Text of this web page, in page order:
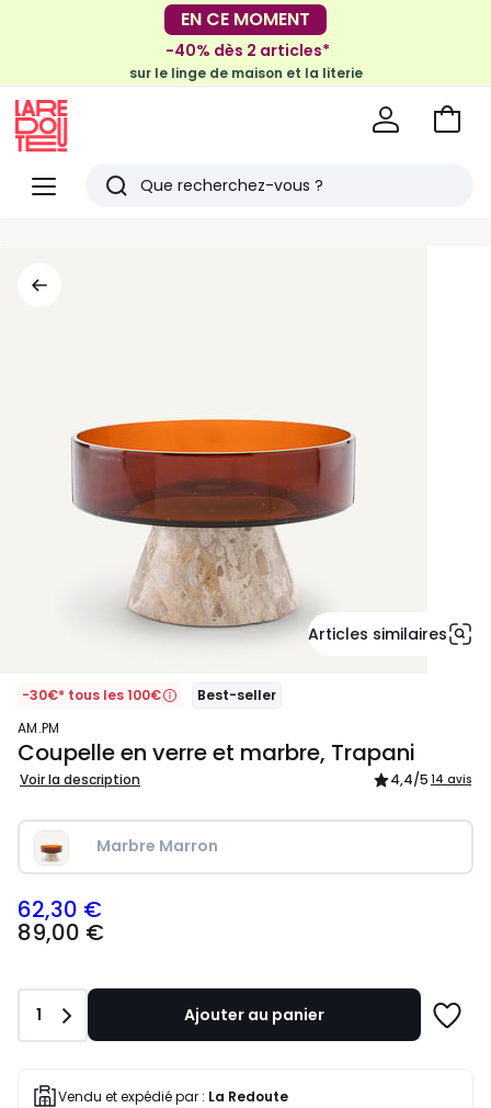
-30€ tous les 100€*
sur le meuble & la déco
EN CE MOMENT
-40% dès 2 articles*
sur le linge de maison et la literie
Menu
Redoute
Rechercher
Voir
Articles similaires
-30€* tous les 100€
Best-seller
AM.PM
Coupelle en verre et marbre, Trapani
Voir la description 4,4/5 14 avis
Marbre Marron
89,00
€
programme
pour
62,30 €
89,00 €
Quantité
1 Ajouter au panier
Vendu et expédié par : La Redoute